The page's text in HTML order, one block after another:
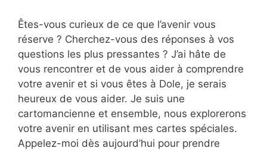
Êtes-vous curieux de ce que l’avenir vous
réserve ? Cherchez-vous des réponses à vos
questions les plus pressantes ? J’ai hâte de
vous rencontrer et de vous aider à comprendre
votre avenir et si vous êtes à Dole, je serais
heureux de vous aider. Je suis une
cartomancienne et ensemble, nous explorerons
votre avenir en utilisant mes cartes spéciales.
Appelez-moi dès aujourd’hui pour prendre